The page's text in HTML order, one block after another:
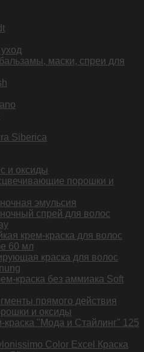
маски, спреи для
Siberica
и оксиды
порошки и
эмульсия
спрей для волос
крем-краска для волос
60 мл
краска для волос
краска без аммиака Soft
прямого действия
и оксиды
краска "Мода и Стайлинг" 125
Color Excel Краска